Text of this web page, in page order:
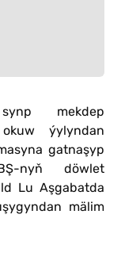
mekdep
ýylyndan
gatnaşyp
nyň döwlet
Lu Aşgabatda
mälim